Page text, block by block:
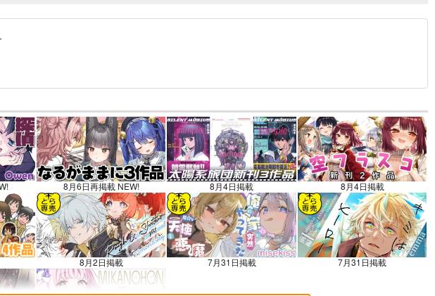
）
せ（2026.03.09 掲載）
掲載）
せ（2026.01.05 更新｜2025.12.30 掲載）
らせ（2025.11.21 掲載）
8月6日再掲載 NEW! 8月4日掲載 8月4日掲載
8月2日掲載 7月31日掲載 7月31日掲載